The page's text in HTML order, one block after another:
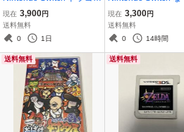
クエストX オフライン 目
覚めし五つの種族
現在 3,900円
送料無料
0
1日
20世紀の夏休み ゆ
の島とラジオ局
現在 3,300円
送料無料
0
14時間
送料無料 送料無料